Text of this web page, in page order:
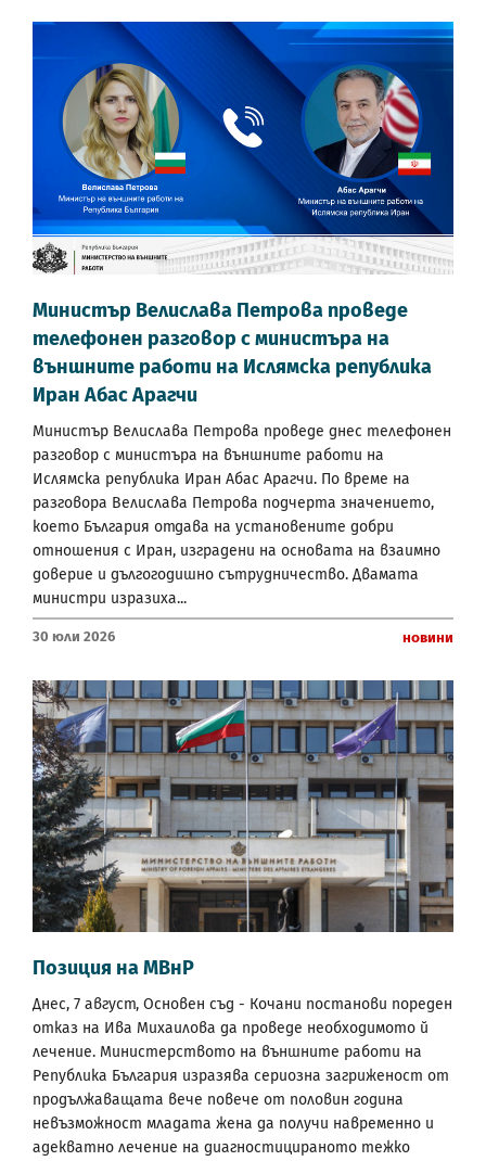
Министър Велислава Петрова проведе
телефонен разговор с министъра на
външните работи на Ислямска република
Иран Абас Арагчи
Министър Велислава Петрова проведе днес телефонен
разговор с министъра на външните работи на
Ислямска република Иран Абас Арагчи. По време на
разговора Велислава Петрова подчерта значението,
което България отдава на установените добри
отношения с Иран, изградени на основата на взаимно
доверие и дългогодишно сътрудничество. Двамата
министри изразиха...
30 Юли 2026 Новини
Позиция на МВнР
Днес, 7 август, Основен съд - Кочани постанови пореден
отказ на Ива Михаилова да проведе необходимото й
лечение. Министерството на външните работи на
Република България изразява сериозна загриженост от
продължаващата вече повече от половин година
невъзможност младата жена да получи навременно и
адекватно лечение на диагностицираното тежко